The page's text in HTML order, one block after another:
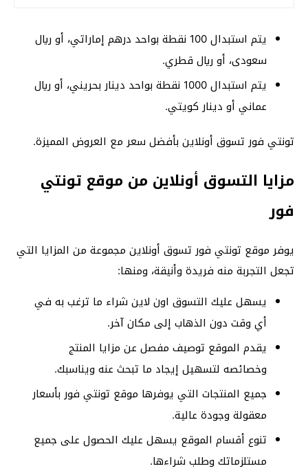
يتم استبدال 100 نقطة بواحد درهم إماراتي، أو ريال
سعودى، أو ريال قطري.
يتم استبدال 1000 نقطة بواحد دينار بحريني، أو ريال
عماني أو دينار كويتي.
تونتي فور تسوق أونلاين بأفضل سعر مع العروض المميزة.
مزايا التسوق أونلاين من موقع تونتي
فور
يوفر موقع تونتي فور تسوق أونلاين مجموعة من المزايا التي
تجعل التجربة منه فريدة وأنيقة، ومنها:
يسهل عليك التسوق اون لاين شراء ما ترغب به في
أي وقت دون الذهاب إلى مكان آخر.
يقدم الموقع توصيف مفصل عن مزايا المنتج
وخصائصه لتسهيل إيجاد ما تبحث عنه ويناسبك.
جميع المنتجات التي يوفرها موقع تونتي فور بأسعار
معقولة وجودة عالية.
تنوع أقسام الموقع يسهل عليك الحصول على جميع
مستلزماتك وطلب شراءها.